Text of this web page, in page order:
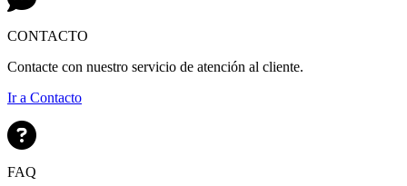
CONTACTO
Contacte con nuestro servicio de atención al cliente.
Ir a Contacto
FAQ